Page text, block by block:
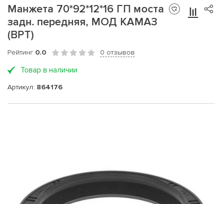
Манжета 70*92*12*16 ГП моста
задн. передняя, МОД КАМАЗ
(ВРТ)
Рейтинг 0.0 0 отзывов
Товар в наличии
Артикул: 864176